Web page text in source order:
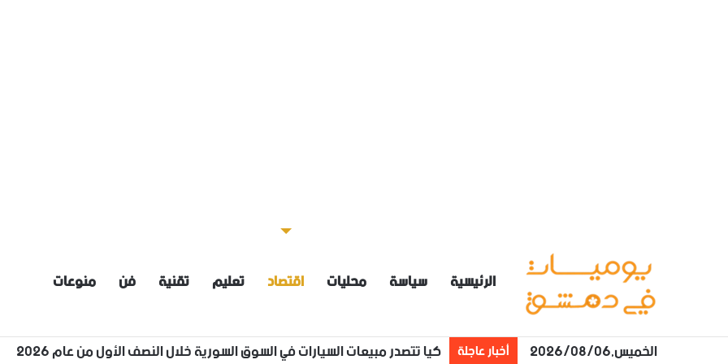
الرئيسية سياسة محليات اقتصاد تعليم تقنية فن منوعات
الخميس,2026/08/06 أخبار عاجلة درجات الحرارة أعلى من معدلاتها بنحو /3_5/ درجات مئوية